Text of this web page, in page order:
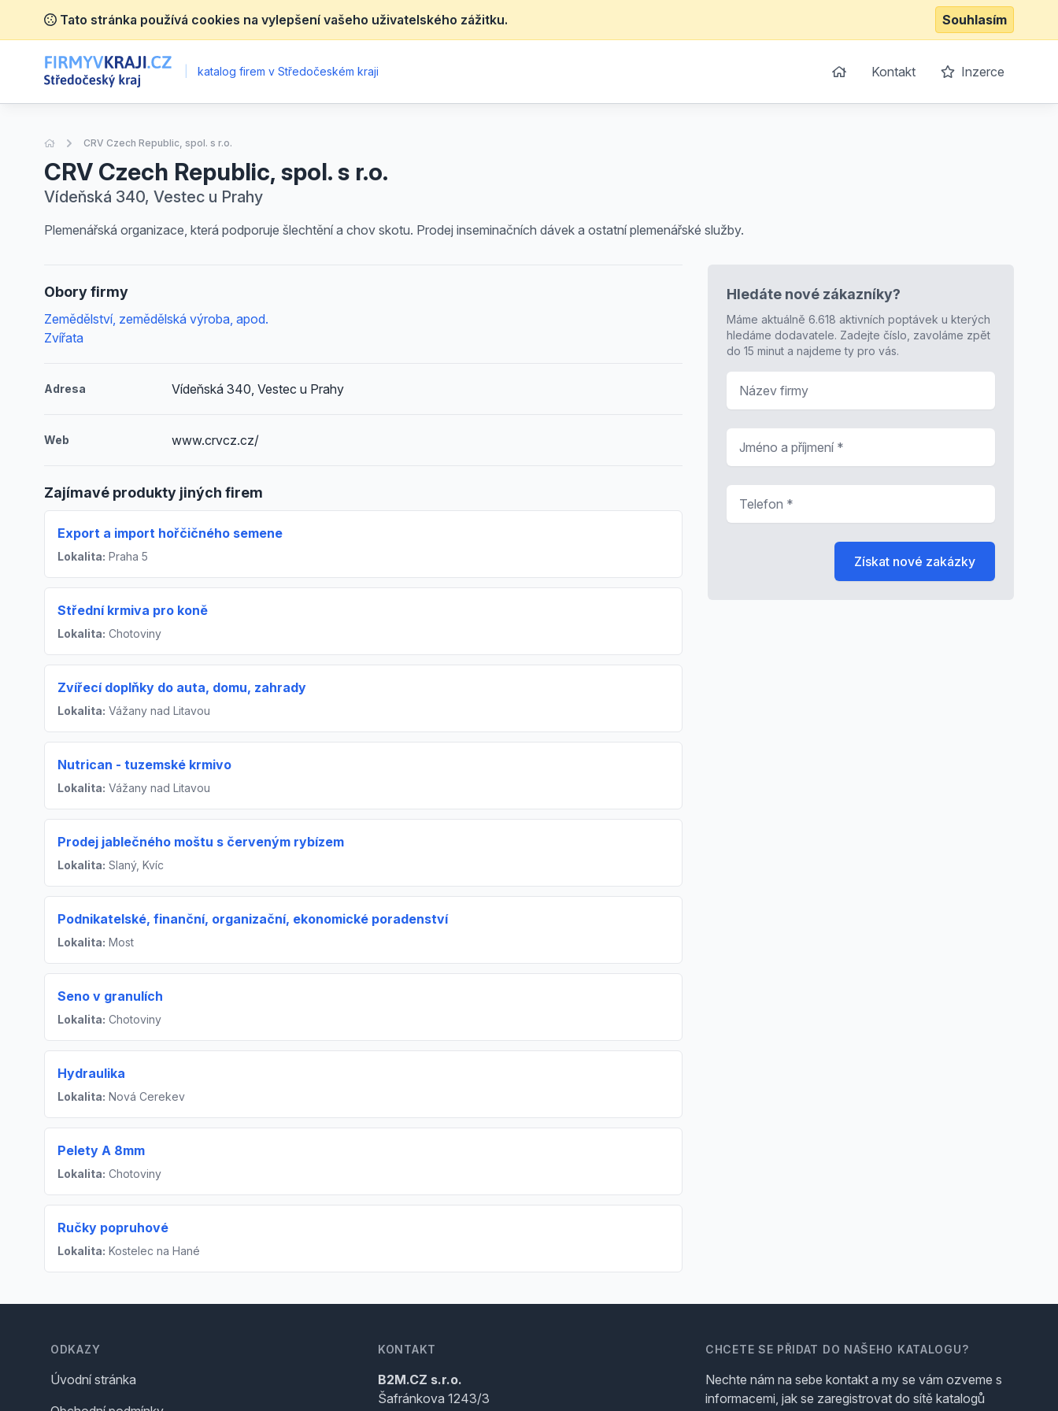
Tato stránka používá cookies na vylepšení vašeho uživatelského zážitku. Souhlasím
katalog firem v Středočeském kraji Kontakt Inzerce
Úvodní stránka
CRV Czech Republic, spol. s r.o.
CRV Czech Republic, spol. s r.o.
Vídeňská 340, Vestec u Prahy
Plemenářská organizace, která podporuje šlechtění a chov skotu. Prodej inseminačních dávek a ostatní plemenářské služby.
Obory firmy
Zemědělství, zemědělská výroba, apod.
Zvířata
Adresa Vídeňská 340, Vestec u Prahy
Web www.crvcz.cz/
Zajímavé produkty jiných firem
Export a import hořčičného semene
Lokalita: Praha 5
Střední krmiva pro koně
Lokalita: Chotoviny
Zvířecí doplňky do auta, domu, zahrady
Lokalita: Vážany nad Litavou
Nutrican - tuzemské krmivo
Lokalita: Vážany nad Litavou
Prodej jablečného moštu s červeným rybízem
Lokalita: Slaný, Kvíc
Podnikatelské, finanční, organizační, ekonomické poradenství
Lokalita: Most
Seno v granulích
Lokalita: Chotoviny
Hydraulika
Lokalita: Nová Cerekev
Pelety A 8mm
Lokalita: Chotoviny
Ručky popruhové
Lokalita: Kostelec na Hané
Hledáte nové zákazníky?
Máme aktuálně 6.618 aktivních poptávek u kterých
hledáme dodavatele. Zadejte číslo, zavoláme zpět
do 15 minut a najdeme ty pro vás.
Získat nové zakázky
ODKAZY
Úvodní stránka
KONTAKT
B2M.CZ s.r.o.
Šafránkova 1243/3
CHCETE SE PŘIDAT DO NAŠEHO KATALOGU?
Nechte nám na sebe kontakt a my se vám ozveme s
informacemi, jak se zaregistrovat do sítě katalogů